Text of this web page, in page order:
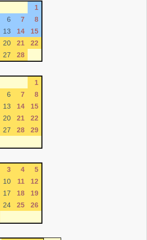
1
6 7
8
13 14
15
20 21
22
27 28
1
6 7
8
13 14
15
20 21
22
27 28
29
3 4
5
10 11
12
17 18
19
24 25
26